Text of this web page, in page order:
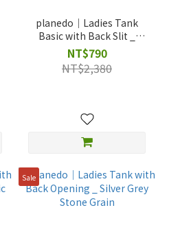
planedo｜Ladies Tank
Basic with Back Slit _
Spring Mountain print
NT$790
NT$2,380
Sale